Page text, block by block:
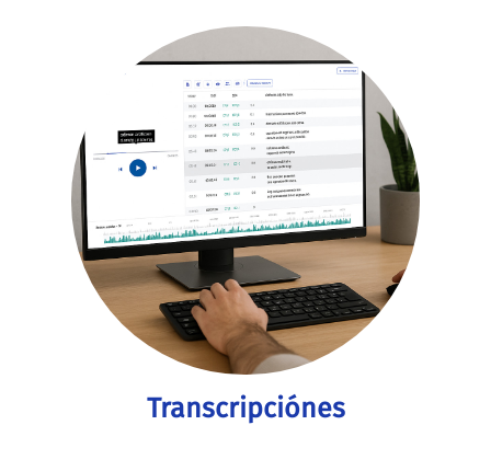
Transcripciónes